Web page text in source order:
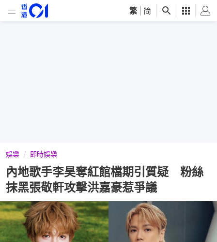
繁 简
娛樂 即時娛樂
內地歌手李昊奪紅館檔期引質疑 粉絲
抹黑張敬軒攻擊洪嘉豪惹爭議